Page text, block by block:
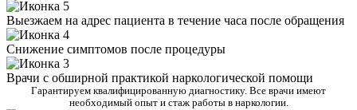
Выезжаем на адрес пациента в течение часа после обращения
Снижение симптомов после процедуры
Врачи с обширной практикой наркологической помощи
Гарантируем квалифицированную диагностику. Все врачи имеют
необходимый опыт и стаж работы в наркологии.